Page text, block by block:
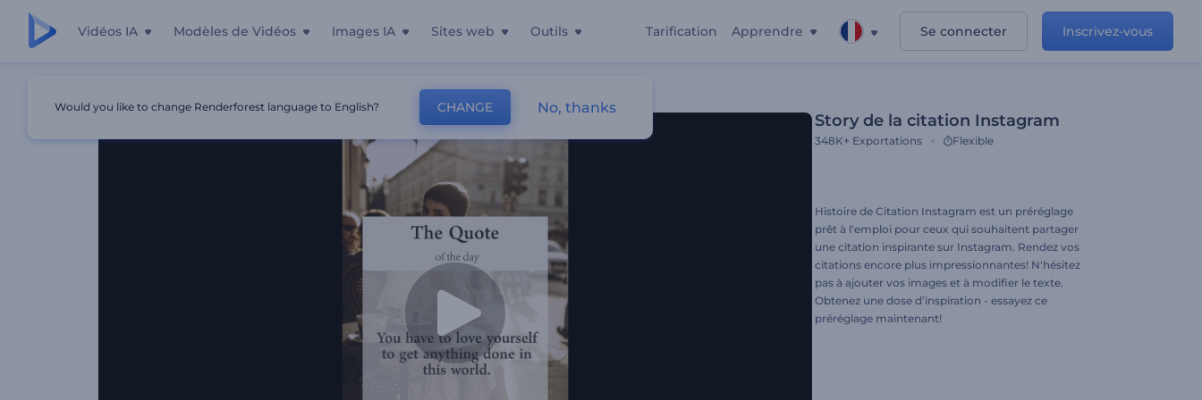
Vidéos IA Modèles de Vidéos Images IA Sites web Outils Tarification Apprendre Se connecter Inscrivez-vous
Story de la citation Instagram
348K+ Exportations Flexible
Histoire de Citation Instagram est un préréglage
prêt à l'emploi pour ceux qui souhaitent partager
une citation inspirante sur Instagram. Rendez vos
citations encore plus impressionnantes! N'hésitez
pas à ajouter vos images et à modifier le texte.
Obtenez une dose d’inspiration - essayez ce
préréglage maintenant!
Would you like to change Renderforest language to English? CHANGE No, thanks